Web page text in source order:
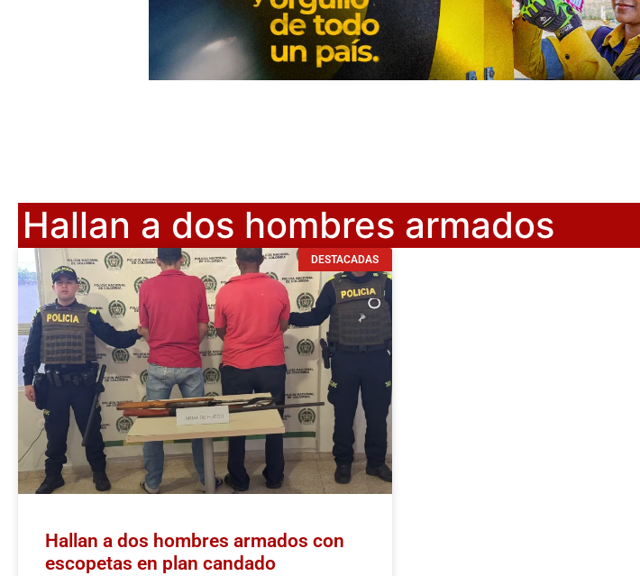
Hallan a dos hombres armados
DESTACADAS
Hallan a dos hombres armados con
escopetas en plan candado